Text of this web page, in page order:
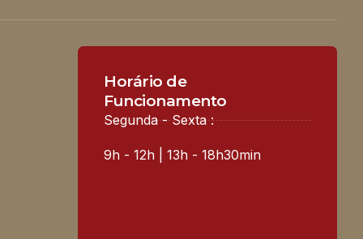
Horário de
Funcionamento
Segunda - Sexta :
9h - 12h | 13h - 18h30min